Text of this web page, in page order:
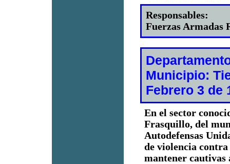
Responsables:
Fuerzas Armadas
Municipio:
Febrero 3 de
En el sector
Frasquillo, del
Autodefensas
de violencia
mantener cautivas